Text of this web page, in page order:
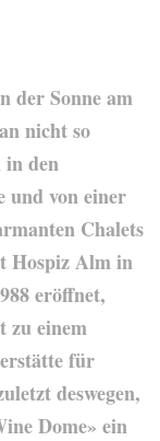
der Sonne am
nicht so
in den
und von einer
Chalets
Hospiz Alm in
eröffnet,
zu einem
für
deswegen,
Dome» ein